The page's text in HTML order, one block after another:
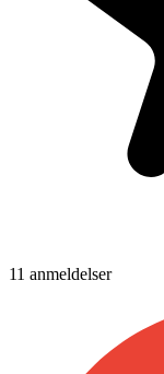
11 anmeldelser